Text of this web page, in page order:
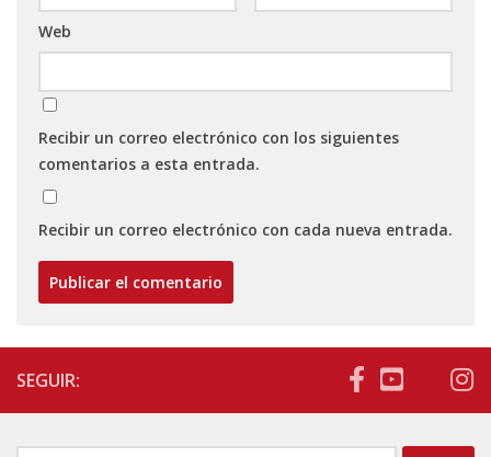
Web
Recibir un correo electrónico con los siguientes
comentarios a esta entrada.
Recibir un correo electrónico con cada nueva entrada.
SEGUIR: